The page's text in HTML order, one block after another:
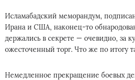
Исламабадский меморандум,
Ирана и США, наконец-то
держались в секрете — очевидно, за
ожесточенный торг. Что же по итогу
Немедленное прекращение боевых